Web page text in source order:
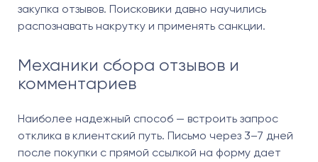
закупка отзывов. Поисковики давно научились
распознавать накрутку и применять санкции.
Механики сбора отзывов и
комментариев
Наиболее надежный способ — встроить запрос
отклика в клиентский путь. Письмо через 3–7 дней
после покупки с прямой ссылкой на форму дает